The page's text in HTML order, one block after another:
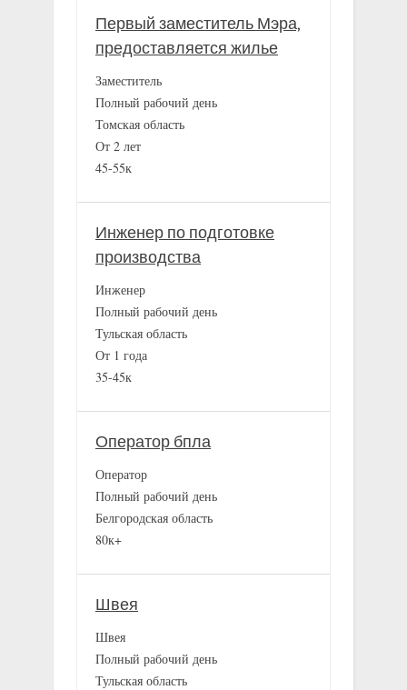
Первый заместитель Мэра,
предоставляется жилье
Заместитель
Полный рабочий день
Томская область
От 2 лет
45-55к
Инженер по подготовке
производства
Инженер
Полный рабочий день
Тульская область
От 1 года
35-45к
Оператор бпла
Оператор
Полный рабочий день
Белгородская область
80к+
Швея
Швея
Полный рабочий день
Тульская область